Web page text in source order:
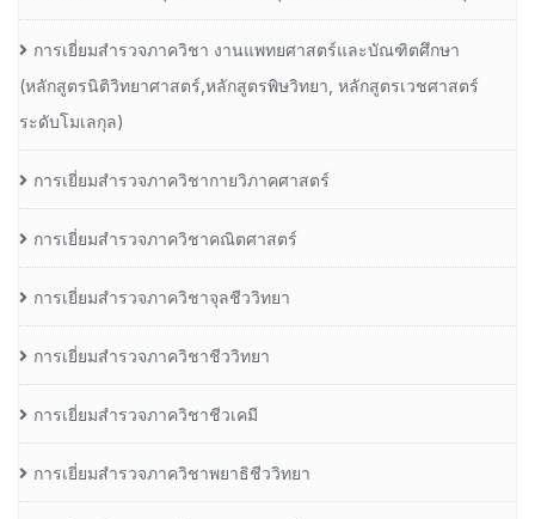
การเยี่ยมสำรวจภาควิชา งานแพทยศาสตร์และบัณฑิตศึกษา
(หลักสูตรนิติวิทยาศาสตร์,หลักสูตรพิษวิทยา, หลักสูตรเวชศาสตร์
ระดับโมเลกุล)
การเยี่ยมสำรวจภาควิชากายวิภาคศาสตร์
การเยี่ยมสำรวจภาควิชาคณิตศาสตร์
การเยี่ยมสำรวจภาควิชาจุลชีววิทยา
การเยี่ยมสำรวจภาควิชาชีววิทยา
การเยี่ยมสำรวจภาควิชาชีวเคมี
การเยี่ยมสำรวจภาควิชาพยาธิชีววิทยา